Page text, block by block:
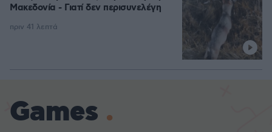
Μακεδονία - Γιατί δεν περισυνελέγη
πριν 41 λεπτά
Games